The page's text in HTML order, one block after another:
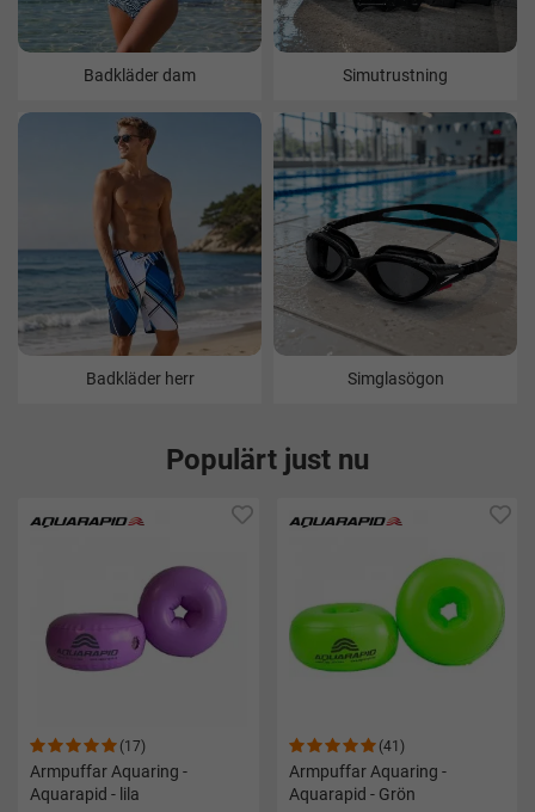
Badkläder dam Simutrustning
Badkläder herr Simglasögon
Populärt just nu
(17)
Armpuffar Aquaring -
Aquarapid - lila
(41)
Armpuffar Aquaring -
Aquarapid - Grön